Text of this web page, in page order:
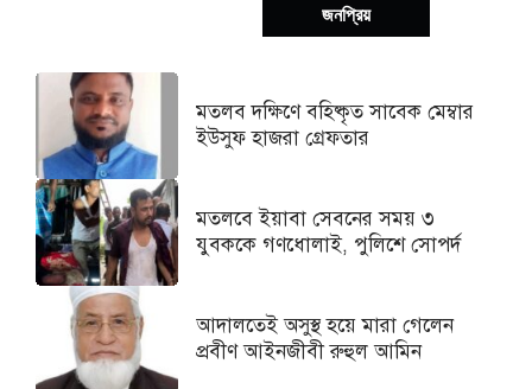
জনপ্রিয়
মতলব দক্ষিণে বহিষ্কৃত সাবেক মেম্বার
ইউসুফ হাজরা গ্রেফতার
মতলবে ইয়াবা সেবনের সময় ৩
যুবককে গণধোলাই, পুলিশে সোপর্দ
আদালতেই অসুস্থ হয়ে মারা গেলেন
প্রবীণ আইনজীবী রুহুল আমিন